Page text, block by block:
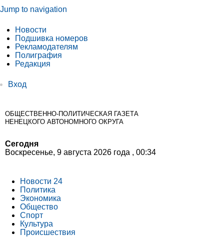
Jump to navigation
Новости
Подшивка номеров
Рекламодателям
Полиграфия
Редакция
Вход
ОБЩЕСТВЕННО-ПОЛИТИЧЕСКАЯ ГАЗЕТА
НЕНЕЦКОГО АВТОНОМНОГО ОКРУГА
Сегодня
Воскресенье, 9 августа 2026 года , 00:34
Новости 24
Политика
Экономика
Общество
Спорт
Культура
Происшествия